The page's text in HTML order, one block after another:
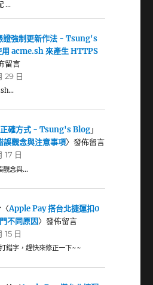
…
證強制更新作法 - Tsung's
用 acme.sh 來產生 HTTPS
留言
29 日
正確方式 - Tsung's Blog」
誤觀念與注意事項〉發佈留言
17 日
觀念與…
〈Apple Pay 搭台北捷運扣0
不同原因〉發佈留言
15 日
錯字，趕快來修正一下~~